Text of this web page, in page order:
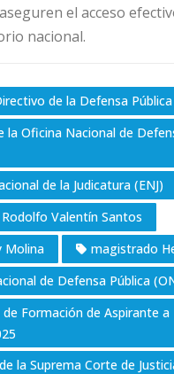
el acceso
nacional.
de la Defensa Pública
la Oficina Nacional de
de la Judicatura (ENJ)
Valentín Santos
Molina
magistrado
de Defensa Pública
Formación de Aspirante
la Suprema Corte de